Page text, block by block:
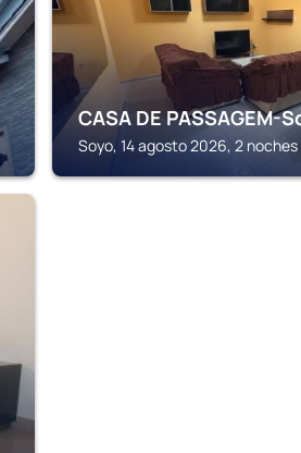
CASA DE PASSAGEM-
Soyo, 14 agosto 2026, 2 noches